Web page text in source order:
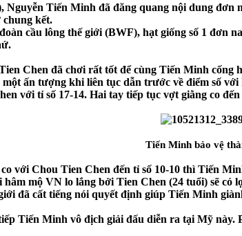
Nguyễn Tiến Minh đã đăng quang nội dung
kết.
cầu lông thế giới (BWF), hạt giống số 1
Chen đã chơi rất tốt để cùng Tiến Minh
ấn tượng khi liên tục dẫn trước về điểm số
với tỉ số 17-14. Hai tay tiếp tục vợt giằng co
Tiến Minh bảo vệ
với Chou Tien Chen đến tỉ số 10-10 thì Tiến
mộ VN lo lắng bởi Tien Chen (24 tuổi) sẽ
đã cất tiếng nói quyết định giúp Tiến Minh
Tiến Minh vô địch giải đấu diễn ra tại Mỹ này.